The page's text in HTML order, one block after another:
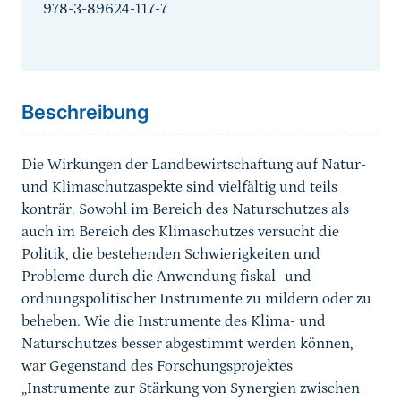
978-3-89624-117-7
Beschreibung
Die Wirkungen der Landbewirtschaftung auf Natur-
und Klimaschutzaspekte sind vielfältig und teils
konträr. Sowohl im Bereich des Naturschutzes als
auch im Bereich des Klimaschutzes versucht die
Politik, die bestehenden Schwierigkeiten und
Probleme durch die Anwendung fiskal- und
ordnungspolitischer Instrumente zu mildern oder zu
beheben. Wie die Instrumente des Klima- und
Naturschutzes besser abgestimmt werden können,
war Gegenstand des Forschungsprojektes
„Instrumente zur Stärkung von Synergien zwischen